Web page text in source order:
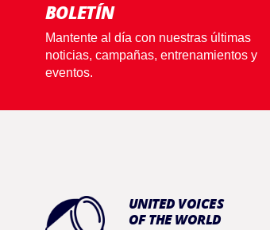
BOLETÍN
Mantente al día con nuestras últimas
noticias, campañas, entrenamientos y
eventos.
UNITED VOICES
OF THE WORLD